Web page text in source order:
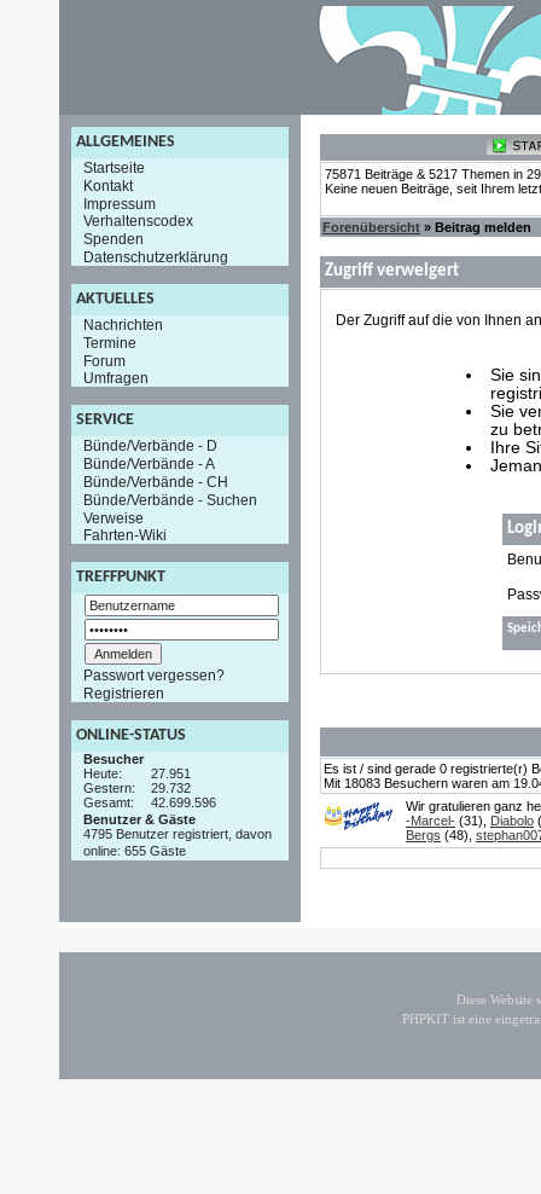
ALLGEMEINES
Startseite
Kontakt
Impressum
Verhaltenscodex
Spenden
Datenschutzerklärung
AKTUELLES
Nachrichten
Termine
Forum
Umfragen
SERVICE
Bünde/Verbände - D
Bünde/Verbände - A
Bünde/Verbände - CH
Bünde/Verbände - Suchen
Verweise
Fahrten-Wiki
TREFFPUNKT
Passwort vergessen?
Registrieren
ONLINE-STATUS
Besucher
Heute:
27.951
Gestern:
29.732
Gesamt:
42.699.596
Benutzer & Gäste
4795 Benutzer registriert, davon
online: 655 Gäste
75871 Beiträge & 5217 Themen in
Keine neuen Beiträge, seit Ihrem
Forenübersicht » Beitrag melden
Zugriff verweigert
Der Zugriff auf die von Ihnen
Sie
Sie
zu
Ihre
Es ist / sind gerade 0 registrierte(r)
Mit 18083 Besuchern waren am
Wir gratulieren ganz
-Marcel- (31), Diabolo
Bergs (48),
Diese
PHPKIT ist eine